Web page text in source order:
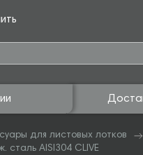
для листовых лотков
сталь AISI304 CLIVE